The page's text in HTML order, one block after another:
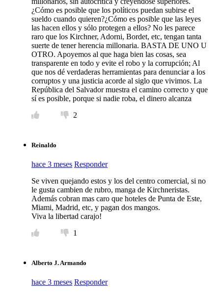
¿Cómo es posible que los políticos puedan subirse el
sueldo cuando quieren?¿Cómo es posible que las leyes
las hacen ellos y sólo protegen a ellos? No les parece
raro que los Kirchner, Adorni, Bordet, etc, tengan tanta
suerte de tener herencia millonaria. BASTA DE UNO U
OTRO. Apoyemos al que haga bien las cosas, sea
transparente en todo y evite el robo y la corrupción; Al
que nos dé verdaderas herramientas para denunciar a los
corruptos y una justicia acorde al siglo que vivimos. La
República del Salvador muestra el camino correcto y que
sí es posible, porque si nadie roba, el dinero alcanza
2
Reinaldo
hace 3 meses Responder
Se viven quejando estos y los del centro comercial, si no
le gusta cambien de rubro, manga de Kirchneristas.
Además cobran mas caro que hoteles de Punta de Este,
Miami, Madrid, etc, y pagan dos mangos.
Viva la libertad carajo!
1
Alberto J. Armando
hace 3 meses Responder